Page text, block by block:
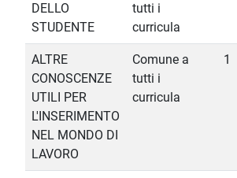
DELLO
STUDENTE
tutti i
curricula
ALTRE
CONOSCENZE
UTILI PER
L'INSERIMENTO
NEL MONDO DI
LAVORO
Comune a
tutti i
curricula
1